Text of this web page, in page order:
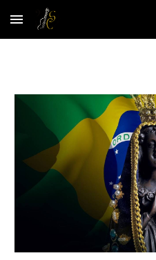
Skip to main content